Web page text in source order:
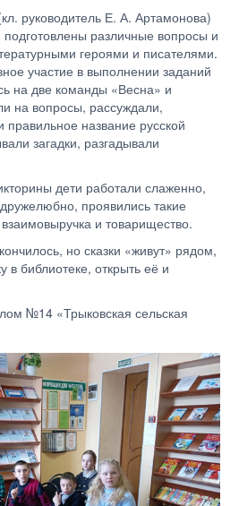
руководитель Е. А. Артамонова)
различные вопросы и
героями и писателями.
участие в выполнении заданий
на две команды «Весна» и
на вопросы, рассуждали,
название русской
загадки, разгадывали
дети работали слаженно,
проявились такие
взаимовыручка и товарищество.
но сказки «живут» рядом,
в библиотеке, открыть её и
№14 «Трыковская сельская